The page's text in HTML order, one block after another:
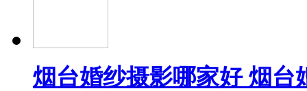
烟台婚纱摄影哪家好 烟台